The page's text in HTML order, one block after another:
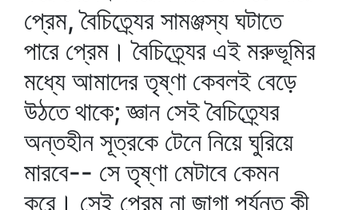
প্রেম, বৈচিত্র্যের সামঞ্জস্য ঘটাতে
পারে প্রেম। বৈচিত্র্যের এই মরুভূমির
মধ্যে আমাদের তৃষ্ণা কেবলই বেড়ে
উঠতে থাকে; জ্ঞান সেই বৈচিত্র্যের
অন্তহীন সূত্রকে টেনে নিয়ে ঘুরিয়ে
মারবে-- সে তৃষ্ণা মেটাবে কেমন
করে। সেই প্রেম না জাগা পর্যন্ত কী